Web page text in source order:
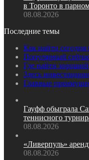
в Торонто в
08.08.2026
Последние темы
Как найти
Популярный
Где найти
Здесь
Главные
Гауфф обыграла
теннисного
08.08.2026
«Ливерпуль»
08.08.2026